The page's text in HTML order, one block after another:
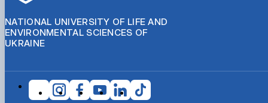
NATIONAL UNIVERSITY OF LIFE AND
ENVIRONMENTAL SCIENCES OF
UKRAINE